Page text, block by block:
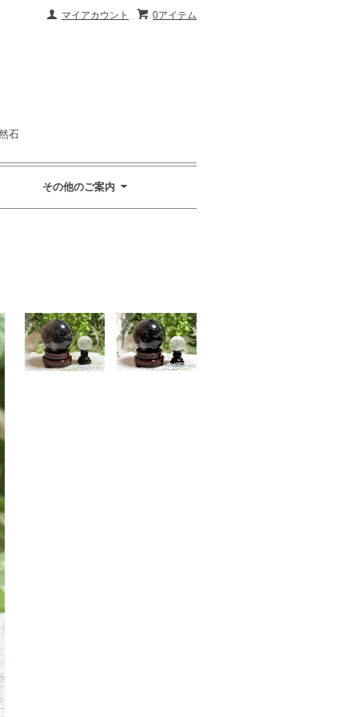
0アイテム
マイアカウント
石
その他のご案内